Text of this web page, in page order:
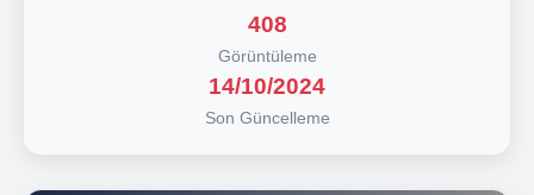
408
Görüntüleme
14/10/2024
Son Güncelleme